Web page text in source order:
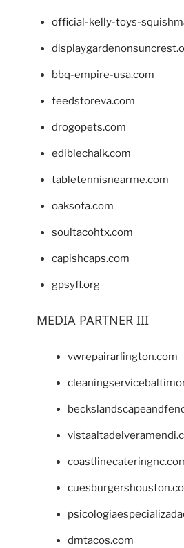
official-kelly-toys-
bbq-empire-usa.com
feedstoreva.com
drogopets.com
ediblechalk.com
tabletennisnearme.com
oaksofa.com
soultacohtx.com
capishcaps.com
gpsyfl.org
MEDIA PARTNER III
vwrepairarlington.com
dmtacos.com